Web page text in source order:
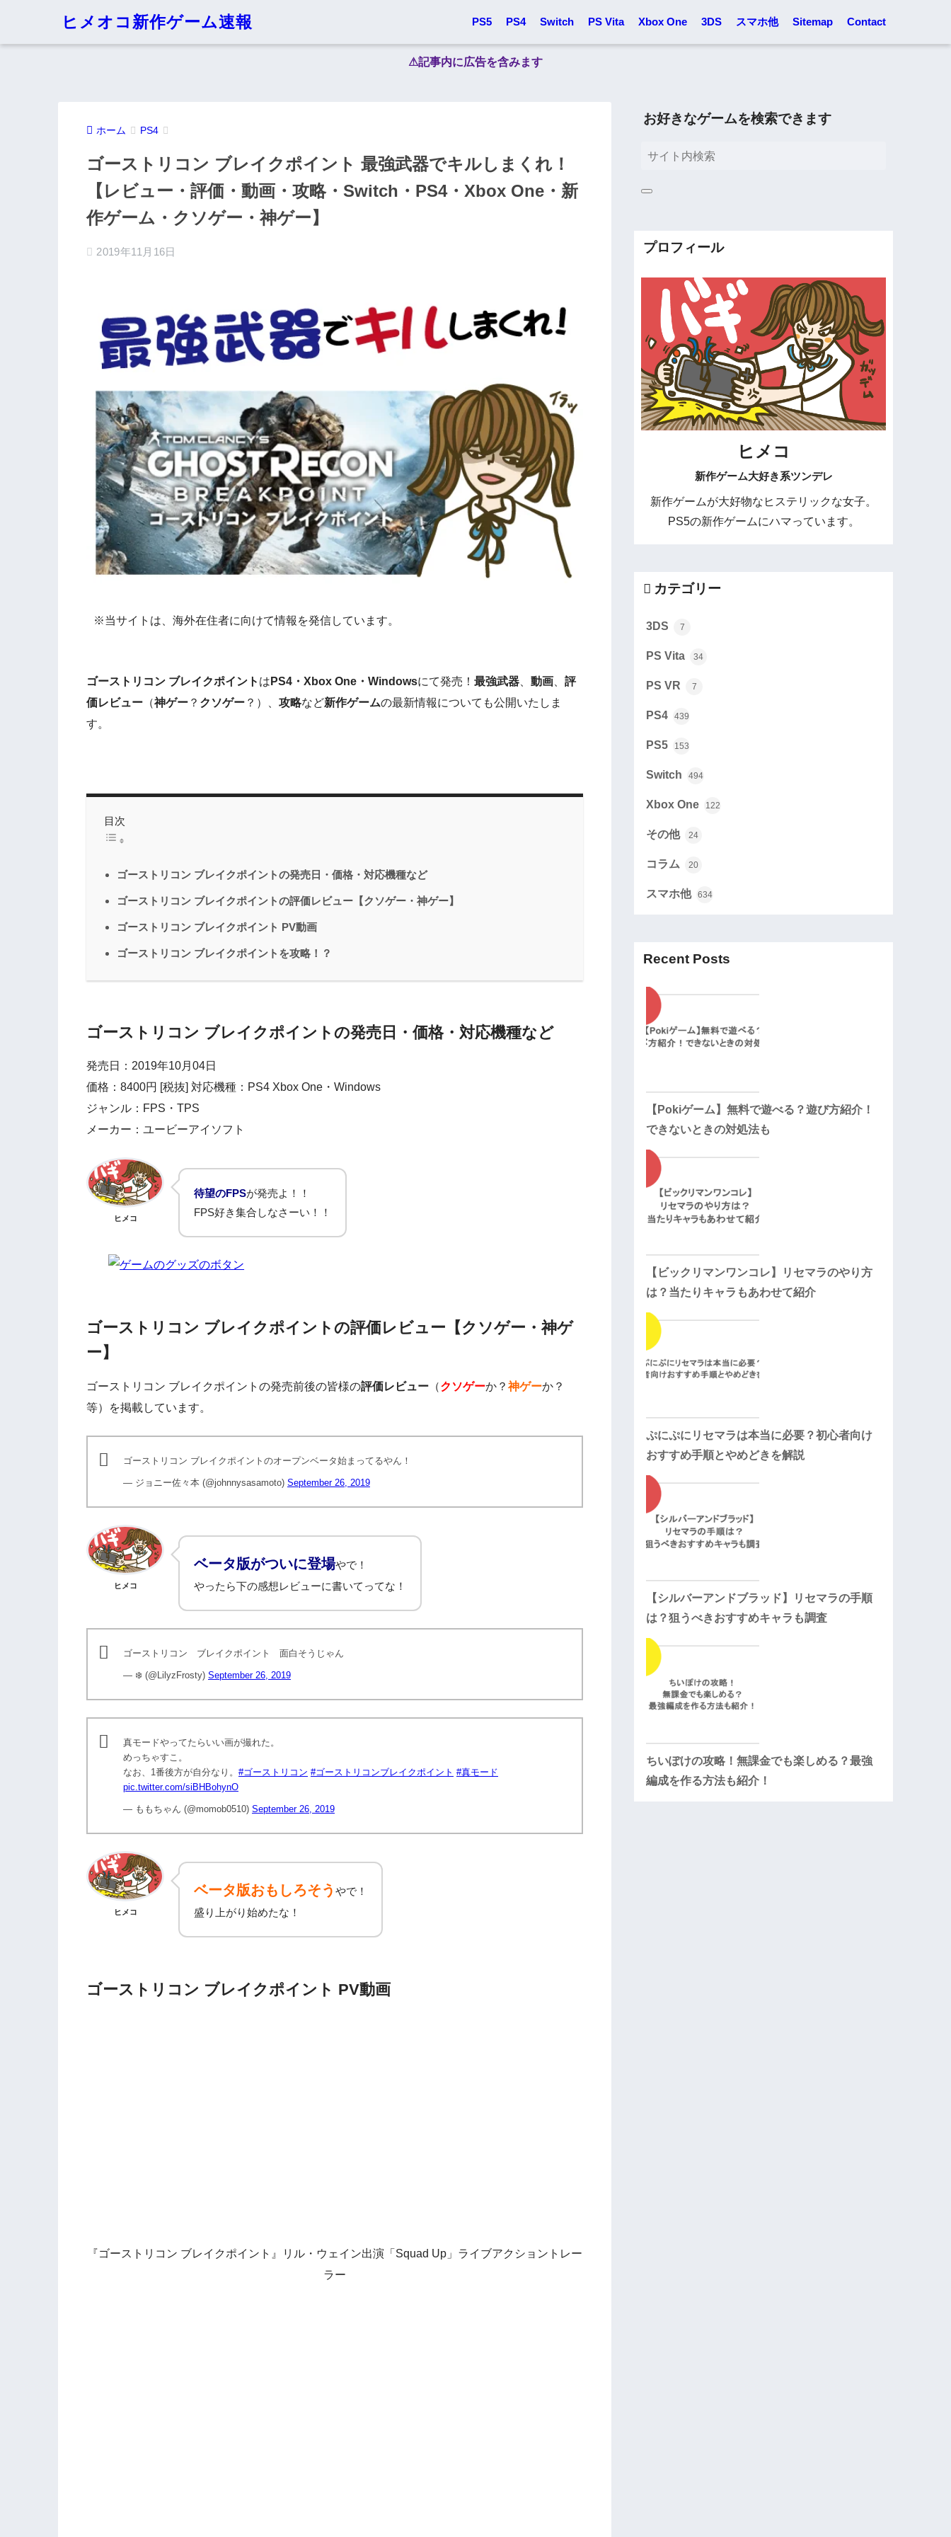
ヒメオコ新作ゲーム速報 PS5 PS4 Switch PS Vita Xbox One 3DS スマホ他 Sitemap Contact
⚠︎記事内に広告を含みます
ホーム PS4
ゴーストリコン ブレイクポイント 最強武器でキルしまくれ！
【レビュー・評価・動画・攻略・Switch・PS4・Xbox One・新
作ゲーム・クソゲー・神ゲー】
2019年11月16日
※当サイトは、海外在住者に向けて情報を発信しています。
ゴーストリコン ブレイクポイント は PS4・Xbox One・Windowsにて発売！ 最強武器 動画
評
価レビュー （神ゲー ？ クソゲー ？）、 攻略など新作ゲームの最新情報についても公開いたしま
す。
目次
ゴーストリコン ブレイクポイントの発売日・価格・対応機種など
ゴーストリコン ブレイクポイントの評価レビュー【クソゲー・神ゲー】
ゴーストリコン ブレイクポイント PV動画
ゴーストリコン ブレイクポイントを攻略！？
ゴーストリコン ブレイクポイントの発売日・価格・対応機種など
発売日：2019年10月04日
価格：8400円 [税抜] 対応機種：PS4 Xbox One・Windows
ジャンル：FPS・TPS
メーカー：ユービーアイソフト
ヒメコ
待望のFPSが発売よ！！
FPS好き集合しなさーい！！
ゴーストリコン ブレイクポイントの評価レビュー【クソゲー・神ゲ
ー】
ゴーストリコン ブレイクポイントの発売前後の皆様の評価レビュー （クソゲーか？神ゲーか？
等）を掲載しています。
ゴーストリコン ブレイクポイントのオープンベータ始まってるやん！
— ジョニー佐々本 (@johnnysasamoto) September 26, 2019
ヒメコ
ベータ版がついに登場やで！
やったら下の感想レビューに書いてってな！
ゴーストリコン ブレイクポイント 面白そうじゃん
— ❄️ (@LilyzFrosty) September 26, 2019
真モードやってたらいい画が撮れた。
めっちゃすこ。
なお、1番後方が自分なり。 #ゴーストリコン #ゴーストリコンブレイクポイント #真モード
pic.twitter.com/siBHBohynO
— ももちゃん (@momob0510) September 26, 2019
ヒメコ
ベータ版おもしろそう やで！
盛り上がり始めたな！
ゴーストリコン ブレイクポイント PV動画
『ゴーストリコン ブレイクポイント』リル・ウェイン出演「Squad Up」ライブアクショントレー
ラー
お好きなゲームを検索できます
プロフィール
ヒメコ
新作ゲーム大好き系ツンデレ
新作ゲームが大好物なヒステリックな女子。
PS5の新作ゲームにハマっています。
カテゴリー
3DS 7
PS Vita 34
PS VR 7
PS4 439
PS5 153
Switch 494
Xbox One 122
その他 24
コラム 20
スマホ他 634
Recent Posts
【Pokiゲーム】無料で遊べる？遊び方紹介！
できないときの対処法も
【ビックリマンワンコレ】リセマラのやり方
は？当たりキャラもあわせて紹介
ぷにぷにリセマラは本当に必要？初心者向け
おすすめ手順とやめどきを解説
【シルバーアンドブラッド】リセマラの手順
は？狙うべきおすすめキャラも調査
ちいぽけの攻略！無課金でも楽しめる？最強
編成を作る方法も紹介！